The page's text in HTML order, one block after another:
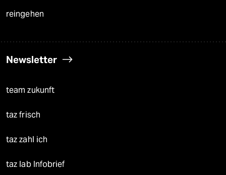
reingehen
Newsletter
team zukunft
taz frisch
taz zahl ich
taz lab Infobrief